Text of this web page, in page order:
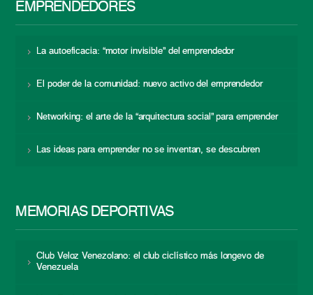
EMPRENDEDORES
La autoeficacia: “motor invisible” del emprendedor
El poder de la comunidad: nuevo activo del emprendedor
Networking: el arte de la “arquitectura social” para emprender
Las ideas para emprender no se inventan, se descubren
MEMORIAS DEPORTIVAS
Club Veloz Venezolano: el club ciclístico más longevo de
Venezuela